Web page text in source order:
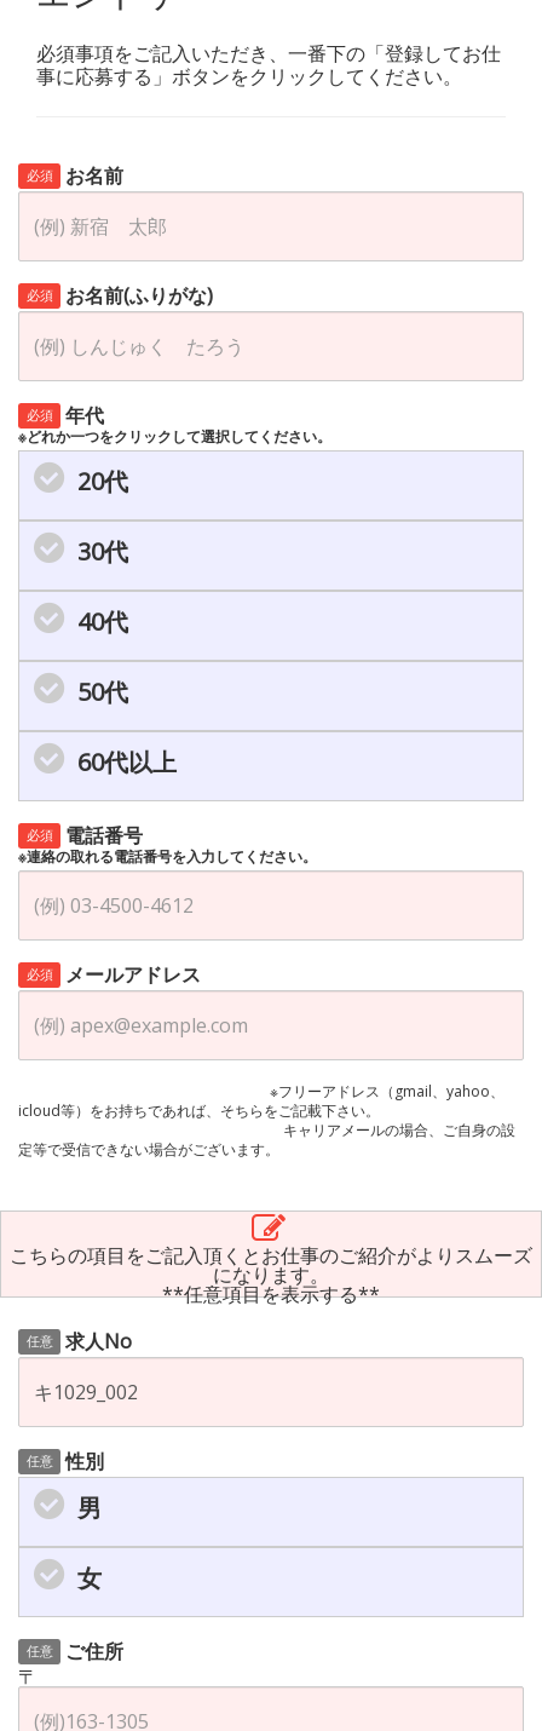
必須事項をご記入いただき、一番下の「登録してお仕
事に応募する」ボタンをクリックしてください。
必須 お名前
必須 お名前(ふりがな)
必須 年代
※どれか一つをクリックして選択してください。
20代
30代
40代
50代
60代以上
必須 電話番号
※連絡の取れる電話番号を入力してください。
必須 メールアドレス
※フリーアドレス（gmail、yahoo、
icloud等）をお持ちであれば、そちらをご記載下さい。
キャリアメールの場合、ご自身の設
定等で受信できない場合がございます。
こちらの項目をご記入頂くとお仕事のご紹介がよりスムーズ
になります。
**任意項目を表示する**
任意 求人No
任意 性別
男
女
任意
ご住所
〒